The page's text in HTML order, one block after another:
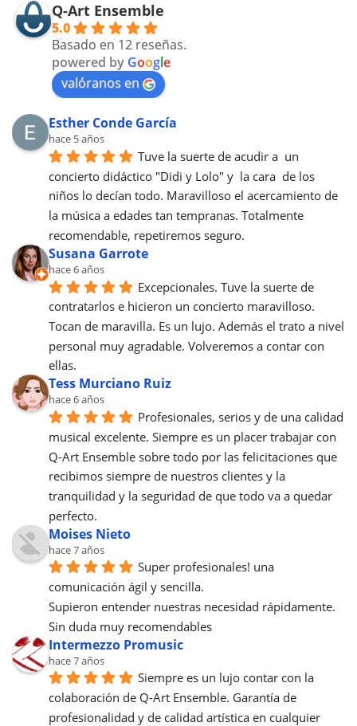
Q-Art Ensemble
5.0
Basado en 12 reseñas.
powered by Google
valóranos en
Esther Conde García
hace 5 años
Tuve la suerte de acudir a  un
concierto didáctico "Didi y Lolo" y  la cara  de los
niños lo decían todo. Maravilloso el acercamiento de
la música a edades tan tempranas. Totalmente
recomendable, repetiremos seguro.
Susana Garrote
hace 6 años
Excepcionales. Tuve la suerte de
contratarlos e hicieron un concierto maravilloso.
Tocan de maravilla. Es un lujo. Además el trato a nivel
personal muy agradable. Volveremos a contar con
ellas.
Tess Murciano Ruiz
hace 6 años
Profesionales, serios y de una calidad
musical excelente. Siempre es un placer trabajar con
Q-Art Ensemble sobre todo por las felicitaciones que
recibimos siempre de nuestros clientes y la
tranquilidad y la seguridad de que todo va a quedar
perfecto.
Moises Nieto
hace 7 años
Super profesionales! una
comunicación ágil y sencilla.
Supieron entender nuestras necesidad rápidamente.
Sin duda muy recomendables
Intermezzo Promusic
hace 7 años
Siempre es un lujo contar con la
colaboración de Q-Art Ensemble. Garantía de
profesionalidad y de calidad artística en cualquier